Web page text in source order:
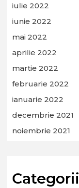
iulie 2022
iunie 2022
mai 2022
aprilie 2022
martie 2022
februarie 2022
ianuarie 2022
decembrie 2021
noiembrie 2021
Categorii